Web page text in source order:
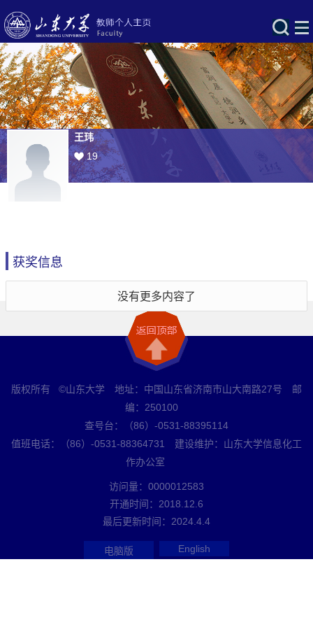
王玮
19
获奖信息
没有更多内容了
版权所有 ©山东大学 地址：中国山东省济南市山大南路27号 邮
编：250100
查号台：（86）-0531-88395114
值班电话：（86）-0531-88364731 建设维护：山东大学信息化工
作办公室
访问量： 0000012583
开通时间： 2018 12 6
最后更新时间： 2024 4 4
电脑版 English